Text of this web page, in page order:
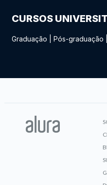
CURSOS
Graduação Pós-graduação